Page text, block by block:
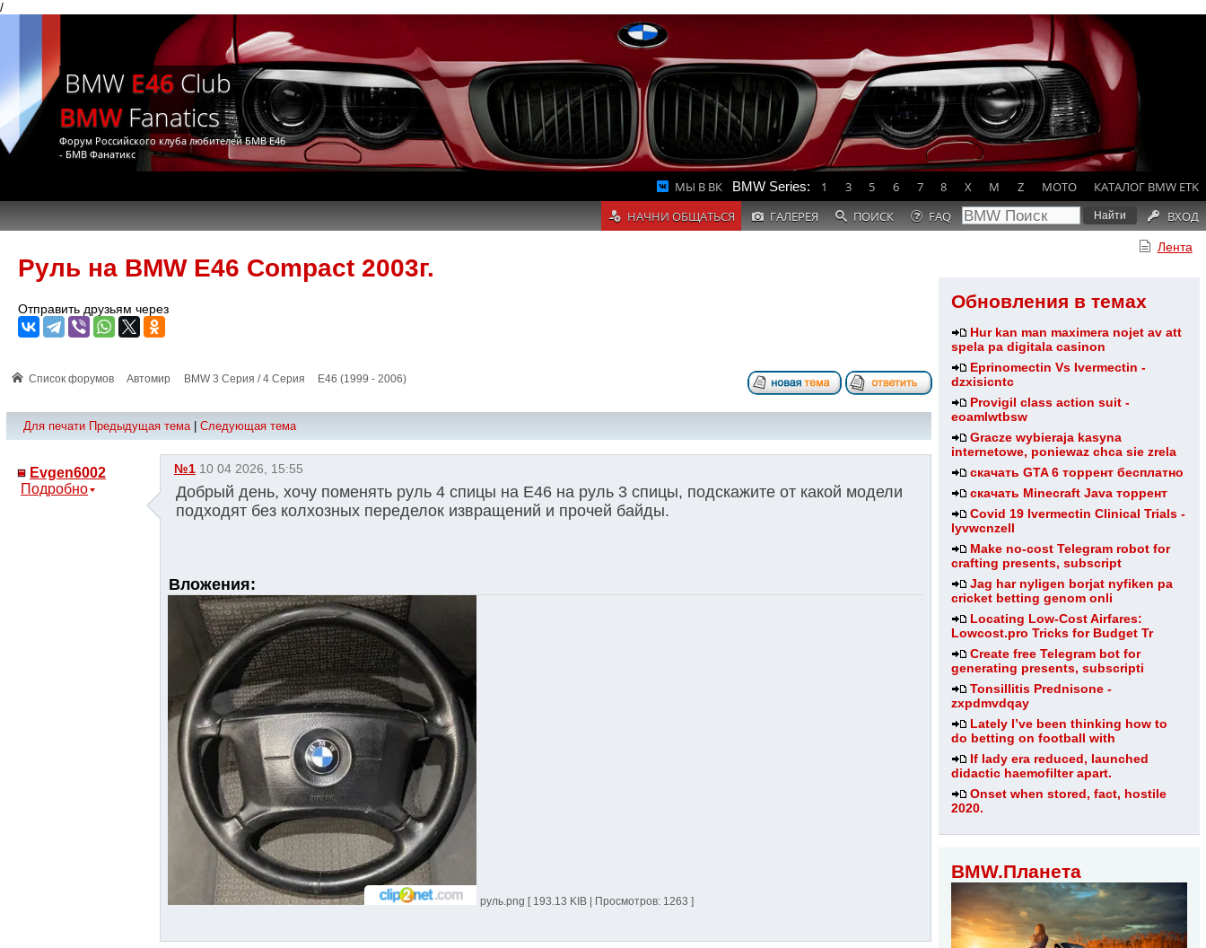
/
BMW E46 Club
BMWFanatics
Форум Российского клуба любителей БМВ Е46
- БМВ Фанатикс
МЫ В ВК BMW Series: 1 3 5 6 7 8 X M Z MOTO
КАТАЛОГ BMW ETK
НАЧНИ ОБЩАТЬСЯ
ГАЛЕРЕЯ ПОИСК FAQ ВХОД
Лента
Обновления в темах
Hur kan man maximera nojet av att
spela pa digitala casinon
Eprinomectin Vs Ivermectin -
dzxisicntc
Provigil class action suit -
eoamlwtbsw
Gracze wybieraja kasyna
internetowe, poniewaz chca sie zrela
скачать GTA 6 торрент бесплатно
скачать Minecraft Java торрент
Covid 19 Ivermectin Clinical Trials -
lyvwcnzell
Make no-cost Telegram robot for
crafting presents, subscript
Jag har nyligen borjat nyfiken pa
cricket betting genom onli
Locating Low-Cost Airfares:
Lowcost.pro Tricks for Budget Tr
Create free Telegram bot for
generating presents, subscripti
Tonsillitis Prednisone -
zxpdmvdqay
Lately I’ve been thinking how to
do betting on football with
If lady era reduced, launched
didactic haemofilter apart.
Onset when stored, fact, hostile
2020.
BMW.Планета
Руль на BMW E46 Compact 2003г.
Отправить друзьям через
Список форумов Автомир BMW 3 Серия / 4 Серия E46 (1999 - 2006)
Для печати Предыдущая тема| Следующая тема
Evgen6002
Подробно
№1 10 04 2026, 15:55
Добрый день, хочу поменять руль 4 спицы на Е46 на руль 3 спицы, подскажите от какой модели
подходят без колхозных переделок извращений и прочей байды.
Вложения:
руль.png [ 193.13 KIB | Просмотров: 1263 ]